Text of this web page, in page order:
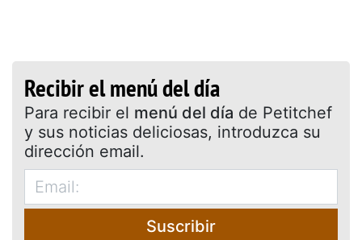
Recibir el menú del día
Para recibir el menú del día de Petitchef
y sus noticias deliciosas, introduzca su
dirección email.
Suscribir